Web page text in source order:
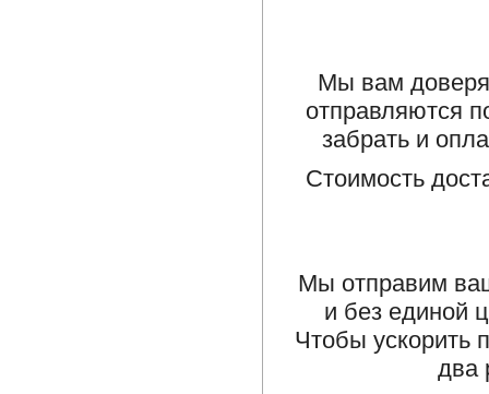
Мы вам
отправляются
забрать и
Стоимость
Мы отправим
и без единой
Чтобы ускорить
два